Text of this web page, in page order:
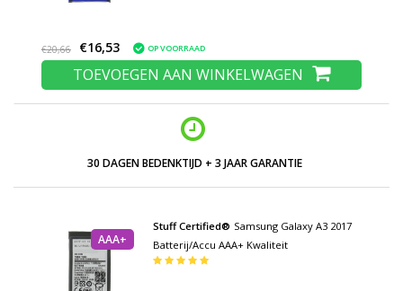
€20,66 €16,53 OP VOORRAAD
TOEVOEGEN AAN WINKELWAGEN
30 DAGEN BEDENKTIJD + 3 JAAR GARANTIE
AAA+
Stuff Certified® Samsung Galaxy A3 2017
Batterij/Accu AAA+ Kwaliteit